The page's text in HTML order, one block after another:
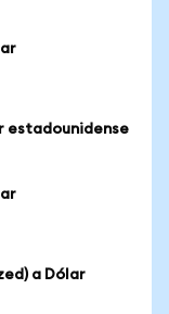
estadounidense
a Dólar